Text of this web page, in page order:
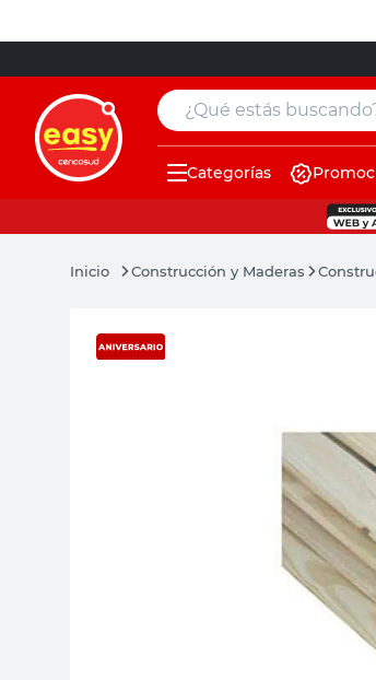
¿Qué estás buscando?
Categorías
Construcción y Maderas
muebles